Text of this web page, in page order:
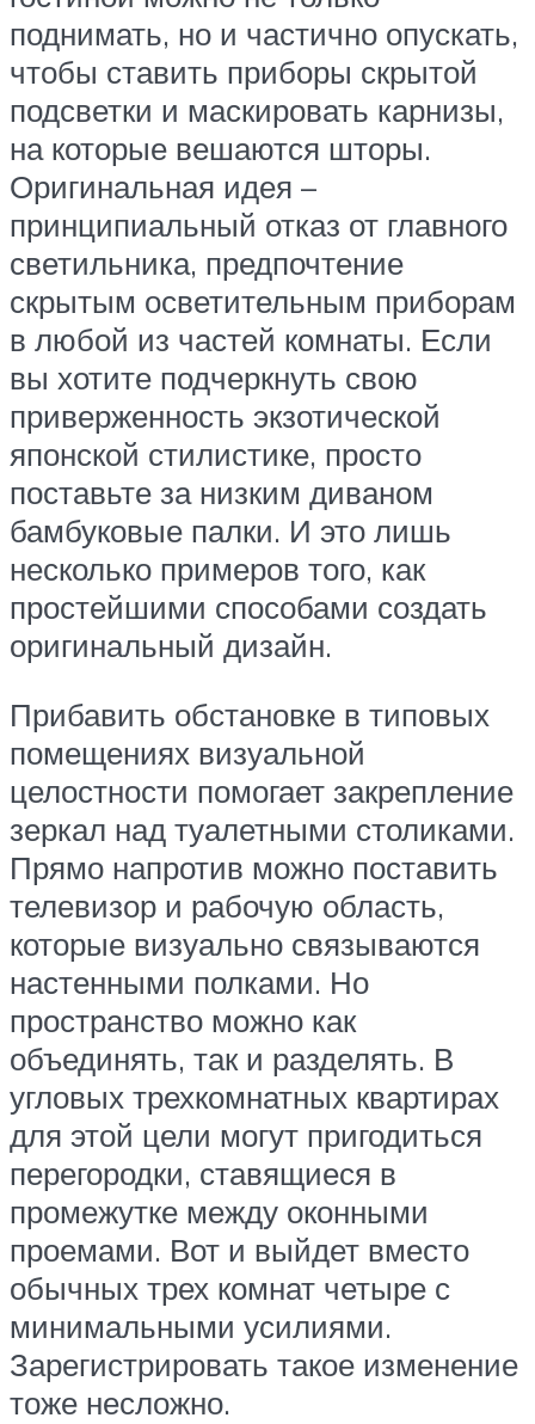
поднимать, но и частично опускать,
чтобы ставить приборы скрытой
подсветки и маскировать карнизы,
на которые вешаются шторы.
Оригинальная идея –
принципиальный отказ от главного
светильника, предпочтение
скрытым осветительным приборам
в любой из частей комнаты. Если
вы хотите подчеркнуть свою
приверженность экзотической
японской стилистике, просто
поставьте за низким диваном
бамбуковые палки. И это лишь
несколько примеров того, как
простейшими способами создать
оригинальный дизайн.
Прибавить обстановке в типовых
помещениях визуальной
целостности помогает закрепление
зеркал над туалетными столиками.
Прямо напротив можно поставить
телевизор и рабочую область,
которые визуально связываются
настенными полками. Но
пространство можно как
объединять, так и разделять. В
угловых трехкомнатных квартирах
для этой цели могут пригодиться
перегородки, ставящиеся в
промежутке между оконными
проемами. Вот и выйдет вместо
обычных трех комнат четыре с
минимальными усилиями.
Зарегистрировать такое изменение
тоже несложно.